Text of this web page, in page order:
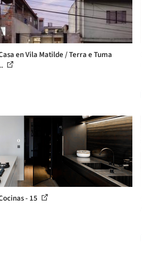
en Vila Matilde / Terra e Tuma
- 15